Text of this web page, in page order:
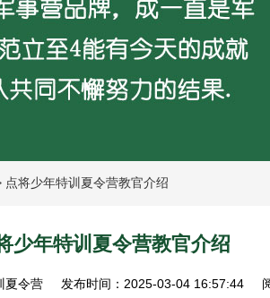
点将少年特训夏令营教官介绍
少年特训夏令营教官介绍
夏令营 发布时间：2025-03-04 16:57:44